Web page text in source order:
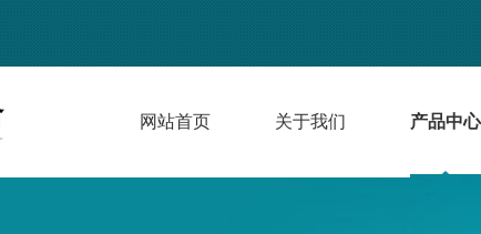
网站首页 关于我们 产品中心